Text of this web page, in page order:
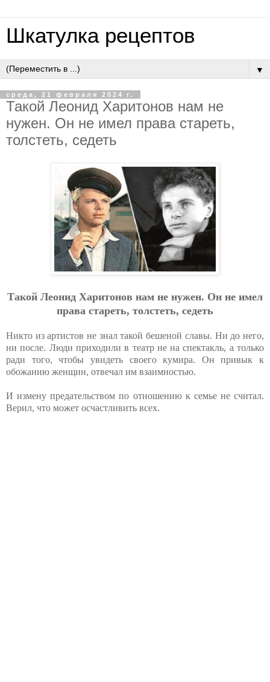
Шкатулка рецептов
▼
среда, 21 февраля 2024 г.
Такой Леонид Харитонов нам не
нужен. Он не имел права стареть,
толстеть, седеть
Такой Леонид Харитонов нам не нужен. Он не имел
права стареть, толстеть, седеть
Никто из артистов не знал такой бешеной славы. Ни до него,
ни после. Люди приходили в театр не на спектакль, а только
ради того, чтобы увидеть своего кумира. Он привык к
обожанию женщин, отвечал им взаимностью.
И измену предательством по отношению к семье не считал.
Верил, что может осчастливить всех.